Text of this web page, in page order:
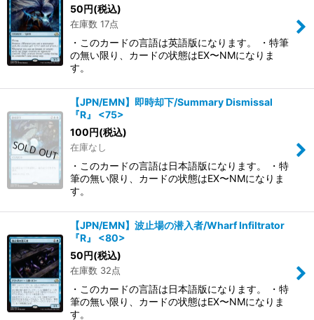
50円(税込)
在庫数 17点
・このカードの言語は英語版になります。 ・特筆
の無い限り、カードの状態はEX〜NMになりま
す。
【JPN/EMN】即時却下/Summary Dismissal
『R』 <75>
100円(税込)
在庫なし
・このカードの言語は日本語版になります。 ・特
筆の無い限り、カードの状態はEX〜NMになりま
す。
【JPN/EMN】波止場の潜入者/Wharf Infiltrator
『R』 <80>
50円(税込)
在庫数 32点
・このカードの言語は日本語版になります。 ・特
筆の無い限り、カードの状態はEX〜NMになりま
す。